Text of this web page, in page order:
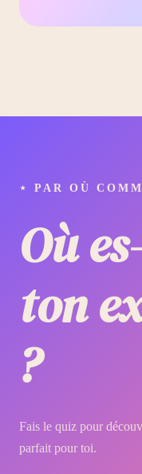
⋆ PAR OÙ
Où
ton
?
Fais le quiz pour
parfait pour toi.